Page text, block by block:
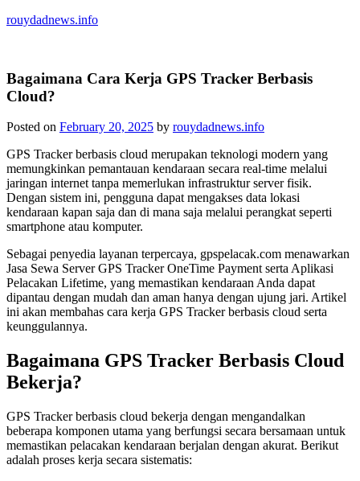
Skip
rouydadnews.info
Bagaimana Cara Kerja GPS Tracker Berbasis
Cloud?
Posted on February 20, 2025 by rouydadnews.info
GPS Tracker berbasis cloud merupakan teknologi modern yang
memungkinkan pemantauan kendaraan secara real-time melalui
jaringan internet tanpa memerlukan infrastruktur server fisik.
Dengan sistem ini, pengguna dapat mengakses data lokasi
kendaraan kapan saja dan di mana saja melalui perangkat seperti
smartphone atau komputer.
Sebagai penyedia layanan terpercaya, gpspelacak.com menawarkan
Jasa Sewa Server GPS Tracker OneTime Payment serta Aplikasi
Pelacakan Lifetime, yang memastikan kendaraan Anda dapat
dipantau dengan mudah dan aman hanya dengan ujung jari. Artikel
ini akan membahas cara kerja GPS Tracker berbasis cloud serta
keunggulannya.
Bagaimana GPS Tracker Berbasis Cloud
Bekerja?
GPS Tracker berbasis cloud bekerja dengan mengandalkan
beberapa komponen utama yang berfungsi secara bersamaan untuk
memastikan pelacakan kendaraan berjalan dengan akurat. Berikut
adalah proses kerja secara sistematis: